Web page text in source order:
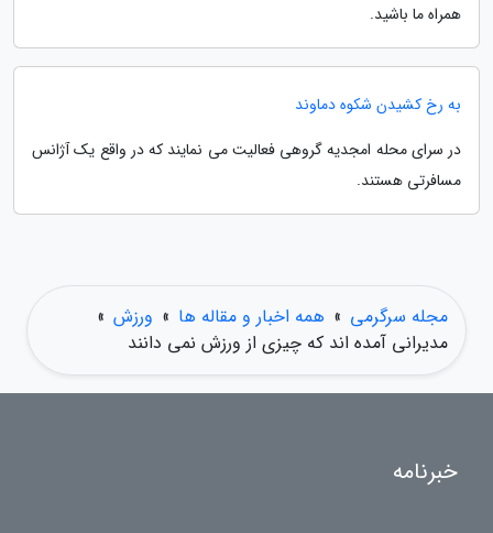
همراه ما باشید.
به رخ کشیدن شکوه دماوند
در سرای محله امجدیه گروهی فعالیت می نمایند که در واقع یک آژانس
مسافرتی هستند.
مجله سرگرمی » همه اخبار و مقاله ها » ورزش »
مدیرانی آمده اند که چیزی از ورزش نمی دانند
خبرنامه